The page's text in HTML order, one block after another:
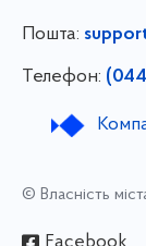
Пошта:
Телефон:
© Власність
Facebook